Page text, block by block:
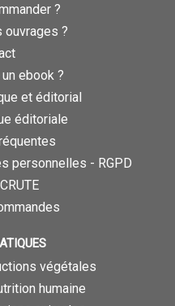
?
ouvrages ?
ebook ?
et éditorial
éditoriale
personnelles - RGPD
végétales
humaine